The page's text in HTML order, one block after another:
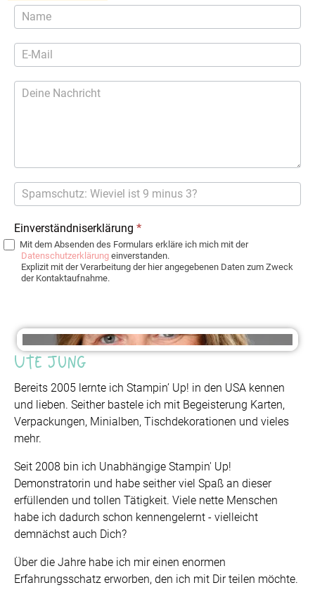
Kontaktformular
Einverständniserklärung *
Mit dem Absenden des Formulars erkläre ich mich mit der
Datenschutzerklärung einverstanden.
Explizit mit der Verarbeitung der hier angegebenen Daten zum Zweck
der Kontaktaufnahme.
Ute Jung
Bereits 2005 lernte ich Stampin’ Up! in den USA kennen
und lieben. Seither bastele ich mit Begeisterung Karten,
Verpackungen, Minialben, Tischdekorationen und vieles
mehr.
Seit 2008 bin ich Unabhängige Stampin' Up!
Demonstratorin und habe seither viel Spaß an dieser
erfüllenden und tollen Tätigkeit. Viele nette Menschen
habe ich dadurch schon kennengelernt - vielleicht
demnächst auch Dich?
Über die Jahre habe ich mir einen enormen
Erfahrungsschatz erworben, den ich mit Dir teilen möchte.